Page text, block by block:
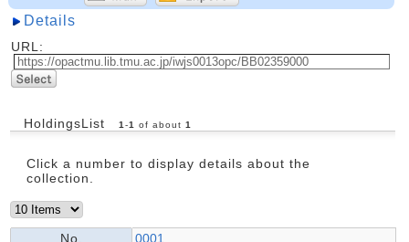
Details
URL:
HoldingsList 1 -1 of about 1
Click a number to display details about the
collection.
No.
0001